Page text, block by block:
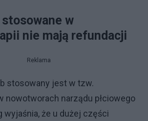
w
nie mają refundacji
Reklama
stosowany jest w tzw.
nowotworach narządu płciowego
wyjaśnia, że u dużej części